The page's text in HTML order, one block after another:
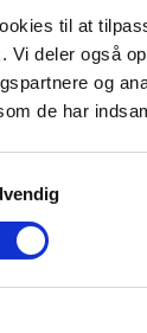
til at
Vi deler også
og
de har
Kilde: